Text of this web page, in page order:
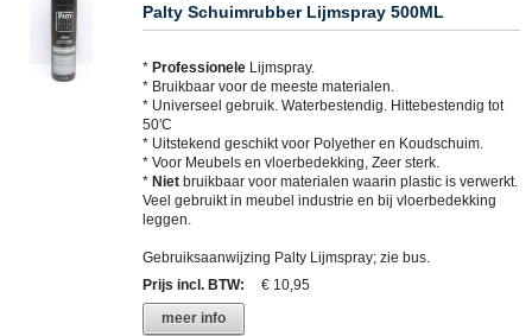
Palty Schuimrubber Lijmspray 500ML
* Professionele Lijmspray.
* Bruikbaar voor de meeste materialen.
* Universeel gebruik. Waterbestendig. Hittebestendig tot
50'C
* Uitstekend geschikt voor Polyether en Koudschuim.
* Voor Meubels en vloerbedekking, Zeer sterk.
* Niet bruikbaar voor materialen waarin plastic is verwerkt.
Veel gebruikt in meubel industrie en bij vloerbedekking
leggen.
Gebruiksaanwijzing Palty Lijmspray; zie bus.
Prijs incl. BTW:
€ 10,95
meer info